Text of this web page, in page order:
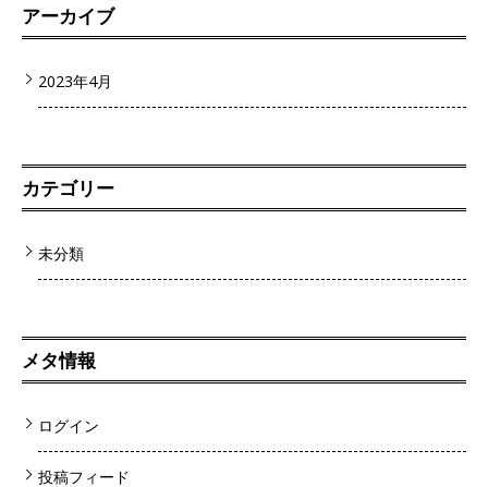
アーカイブ
2023年4月
カテゴリー
未分類
メタ情報
ログイン
投稿フィード